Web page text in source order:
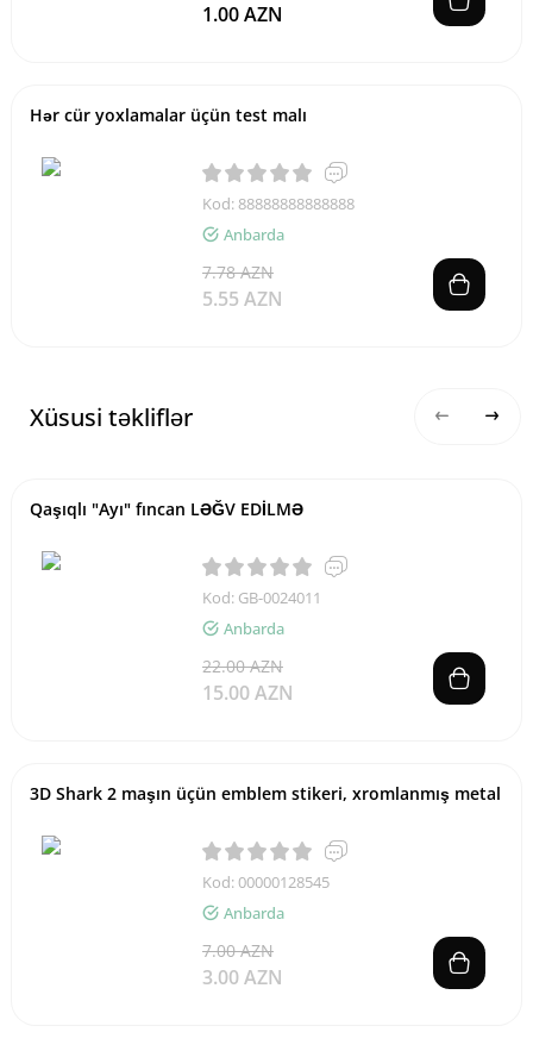
1.00 AZN
Hər cür yoxlamalar üçün test malı
Kod: 88888888888888
Anbarda
7.78 AZN
5.55 AZN
Xüsusi təkliflər
Qaşıqlı "Ayı" fıncan LƏĞV EDİLMƏ
Kod: GB-0024011
Anbarda
22.00 AZN
15.00 AZN
3D Shark 2 maşın üçün emblem stikeri, xromlanmış metal
Kod: 00000128545
Anbarda
7.00 AZN
3.00 AZN